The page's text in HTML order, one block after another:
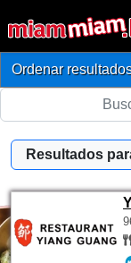
Resultados